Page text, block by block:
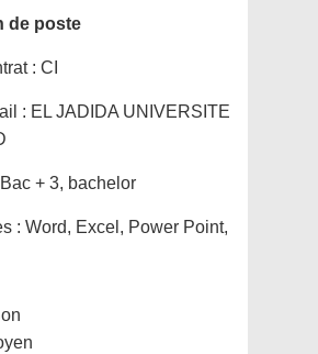
de poste
: CI
: EL JADIDA UNIVERSITE
Bac + 3, bachelor
: Word, Excel, Power Point,